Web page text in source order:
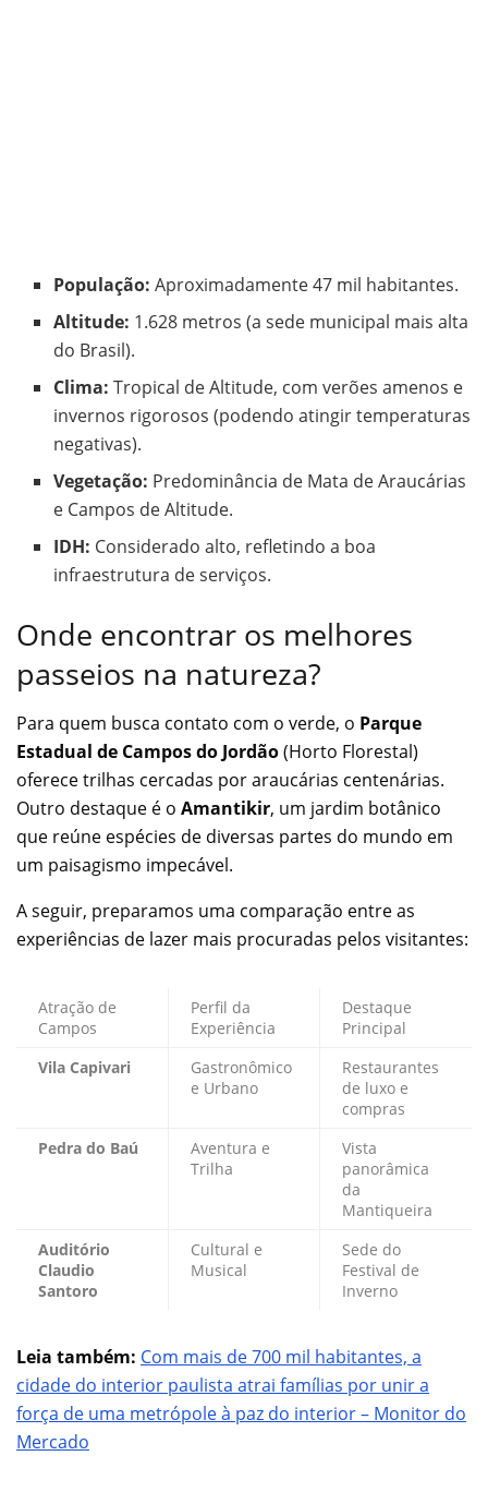
População: Aproximadamente 47 mil habitantes.
Altitude: 1.628 metros (a sede municipal mais alta
do Brasil).
Clima: Tropical de Altitude, com verões amenos e
invernos rigorosos (podendo atingir temperaturas
negativas).
Vegetação: Predominância de Mata de Araucárias
e Campos de Altitude.
IDH: Considerado alto, refletindo a boa
infraestrutura de serviços.
Onde encontrar os melhores
passeios na natureza?
Para quem busca contato com o verde, o Parque
Estadual de Campos do Jordão(Horto Florestal)
oferece trilhas cercadas por araucárias centenárias.
Outro destaque é o Amantikir, um jardim botânico
que reúne espécies de diversas partes do mundo em
um paisagismo impecável.
A seguir, preparamos uma comparação entre as
experiências de lazer mais procuradas pelos visitantes:
Atração de
Campos
Perfil da
Experiência
Destaque
Principal
Vila Capivari
Gastronômico
e Urbano
Restaurantes
de luxo e
compras
Pedra do Baú
Aventura e
Trilha
Vista
panorâmica
da
Mantiqueira
Auditório
Claudio
Santoro
Cultural e
Musical
Sede do
Festival de
Inverno
Leia também: Com mais de 700 mil habitantes, a
cidade do interior paulista atrai famílias por unir a
força de uma metrópole à paz do interior – Monitor do
Mercado